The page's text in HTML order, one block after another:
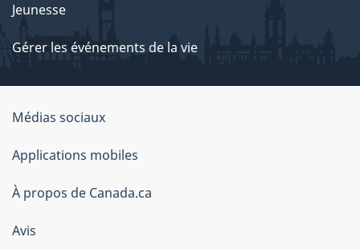
Jeunesse
Gérer les événements de la vie
Organisation
du
gouvernement
du
Canada
Médias sociaux
Applications mobiles
À propos de Canada.ca
Avis